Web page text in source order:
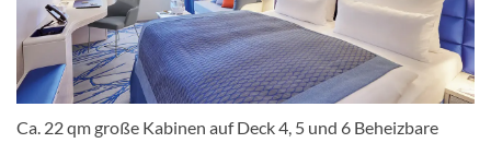
Deck 6
Balkonkabine
Ca. 22 qm große Kabinen auf Deck 4, 5 und 6 Beheizbare